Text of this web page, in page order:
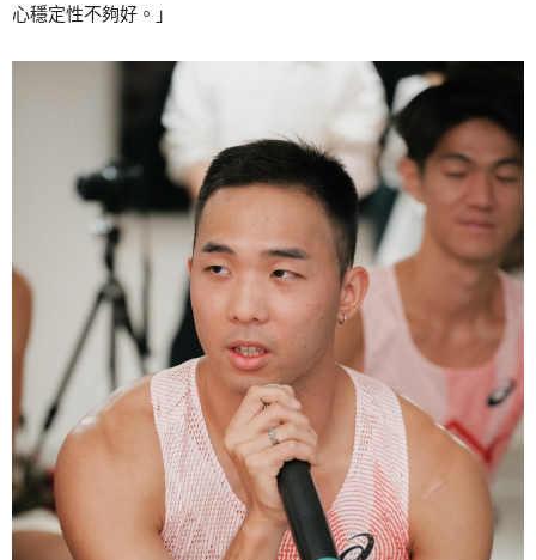
心穩定性不夠好。」